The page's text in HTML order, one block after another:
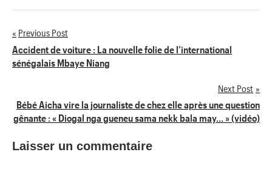
Navigation
de
Previous Post
Accident de voiture : La nouvelle folie de l’international
sénégalais Mbaye Niang
Next Post
Bébé Aicha vire la journaliste de chez elle après une question
gênante : « Diogal nga gueneu sama nekk bala may… » (vidéo)
Laisser un commentaire